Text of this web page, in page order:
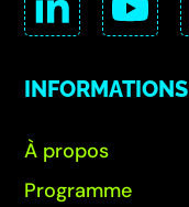
INFORMATIONS
À propos
Programme